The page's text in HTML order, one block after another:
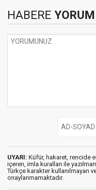
HABERE
UYARI: Küfür, hakaret, rencide
içeren, imla kuralları ile
Türkçe karakter kullanılmayan
onaylanmamaktadır.